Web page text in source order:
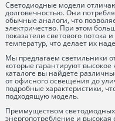
Светодиодные модели
долговечностью. Они
обычные аналоги, что
электричество. При этом
показатели светового
температур, что делает их
Мы предлагаем светильники
которые гарантируют
каталоге вы найдете
от офисного освещения до
подробные характеристики,
подходящую модель.
Преимуществом
энергопотребление и